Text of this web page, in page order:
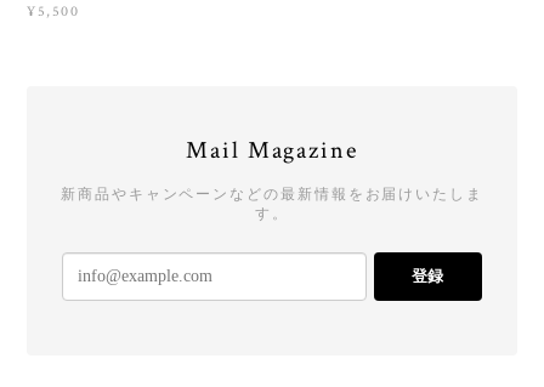
¥5,500
Mail Magazine
新商品やキャンペーンなどの最新情報をお届けいたしま
す。
登録